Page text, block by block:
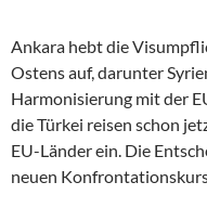
Ankara hebt die
Ostens auf, darunter
Harmonisierung mit der
die Türkei reisen schon
EU-Länder ein. Die
neuen